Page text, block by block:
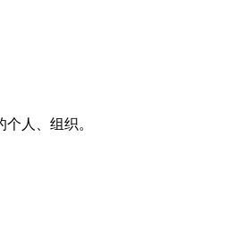
人、组织。